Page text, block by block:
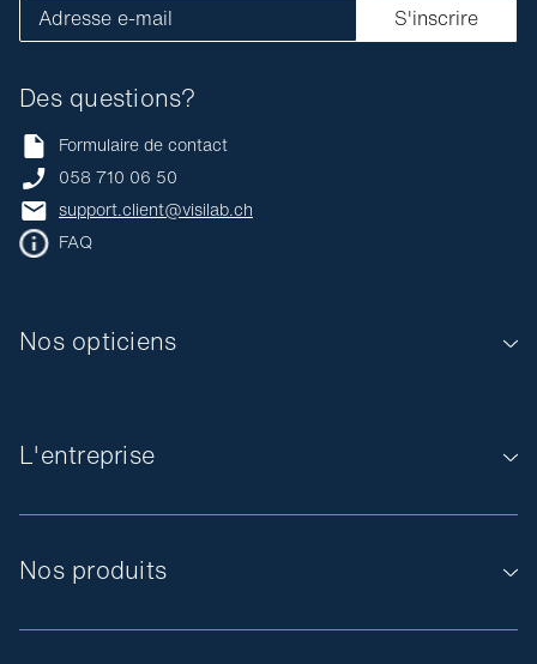
L'entreprise
Nos produits
Nos opticiens
Des questions?
Formulaire de contact
058 710 06 50
support.client@visilab.ch
FAQ
Adresse e-mail S'inscrire